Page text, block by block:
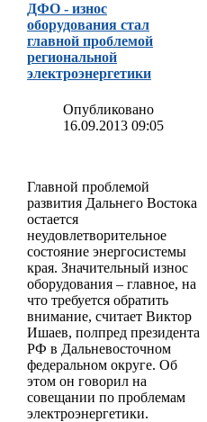
ДФО - износ
оборудования стал
главной проблемой
региональной
электроэнергетики
Опубликовано
16.09.2013 09:05
Главной проблемой
развития Дальнего Востока
остается
неудовлетворительное
состояние энергосистемы
края. Значительный износ
оборудования – главное, на
что требуется обратить
внимание, считает Виктор
Ишаев, полпред президента
РФ в Дальневосточном
федеральном округе. Об
этом он говорил на
совещании по проблемам
электроэнергетики.